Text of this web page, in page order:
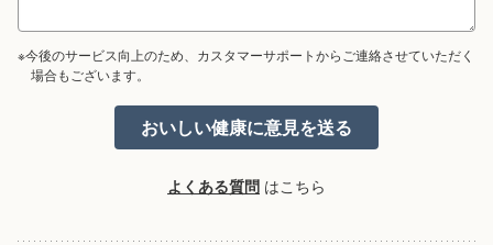
※今後のサービス向上のため、カスタマーサポートからご連絡させていただく
場合もございます。
よくある質問 はこちら